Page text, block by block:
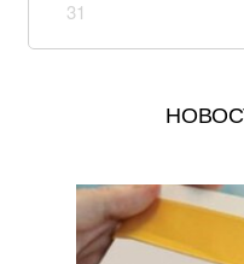
МИД Украины:
В Грузии резко
Вкусный салат из
огурцов. Простой рецепт
31